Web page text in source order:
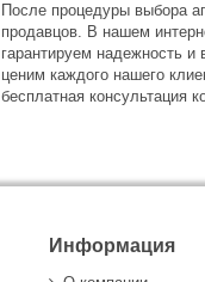
После процедуры выбора
продавцов. В нашем
гарантируем надежность
ценим каждого нашего
бесплатная консультация
Информация